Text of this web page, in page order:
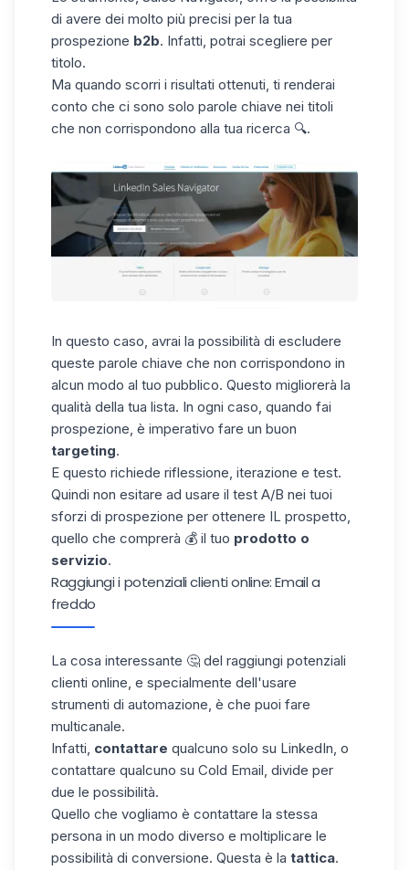
di avere dei molto più precisi per la tua
prospezione b2b. Infatti, potrai scegliere per
titolo.
Ma quando scorri i risultati ottenuti, ti renderai
conto che ci sono solo parole chiave nei titoli
che non corrispondono alla tua ricerca 🔍.
In questo caso, avrai la possibilità di escludere
queste parole chiave che non corrispondono in
alcun modo al tuo pubblico. Questo migliorerà la
qualità della tua lista. In ogni caso, quando fai
prospezione, è imperativo fare un buon
targeting.
E questo richiede riflessione, iterazione e test.
Quindi non esitare ad usare il test A/B nei tuoi
sforzi di prospezione per ottenere IL prospetto,
quello che comprerà 💰 il tuo prodotto o
servizio.
Raggiungi i potenziali clienti online: Email a
freddo
La cosa interessante 🤔 del raggiungi potenziali
clienti online, e specialmente dell'usare
strumenti di automazione, è che puoi fare
multicanale.
Infatti, contattare qualcuno solo su LinkedIn, o
contattare qualcuno su Cold Email, divide per
due le possibilità.
Quello che vogliamo è contattare la stessa
persona in un modo diverso e moltiplicare le
possibilità di conversione. Questa è la tattica.